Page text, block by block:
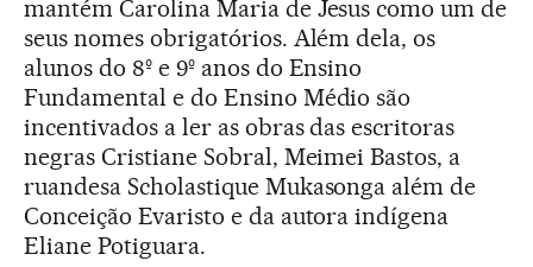
mantém Carolina Maria de Jesus como um de
seus nomes obrigatórios. Além dela, os
alunos do 8º e 9º anos do Ensino
Fundamental e do Ensino Médio são
incentivados a ler as obras das escritoras
negras Cristiane Sobral, Meimei Bastos, a
ruandesa Scholastique Mukasonga além de
Conceição Evaristo e da autora indígena
Eliane Potiguara.